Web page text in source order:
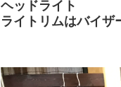
ヘッドライト
ライトリムはバイザ